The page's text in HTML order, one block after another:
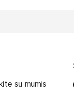
su mumis